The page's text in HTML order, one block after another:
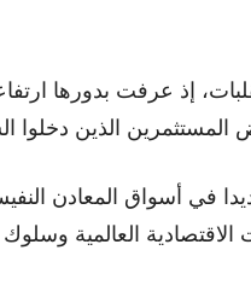
إذ عرفت بدورها
الذين دخلوا
في أسواق المعادن
الاقتصادية العالمية